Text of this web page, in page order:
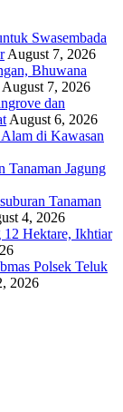
Swasembada
August 7, 2026
Bhuwana
August 7, 2026
dan
August 6, 2026
di Kawasan
Tanaman Jagung
Tanaman
4, 2026
12 Hektare, Ikhtiar
Polsek Teluk
2026